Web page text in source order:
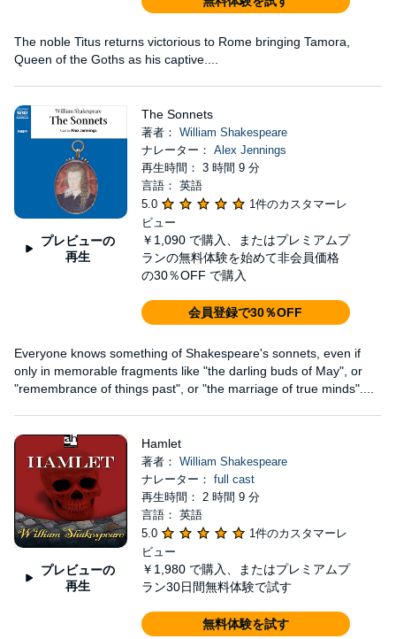
The noble Titus returns victorious to Rome bringing Tamora,
Queen of the Goths as his captive....
プレビューの
再生
The Sonnets
著者： William Shakespeare
ナレーター： Alex Jennings
再生時間： 3 時間 9 分
言語： 英語
5.0
1件のカスタマーレ
ビュー
￥1,090 で購入、またはプレミアムプ
ランの無料体験を始めて非会員価格
の30％OFF で購入
会員登録で30％OFF
Everyone knows something of Shakespeare's sonnets, even if
only in memorable fragments like "the darling buds of May", or
"remembrance of things past", or "the marriage of true minds"....
プレビューの
再生
Hamlet
著者： William Shakespeare
ナレーター： full cast
再生時間： 2 時間 9 分
言語： 英語
5.0
1件のカスタマーレ
ビュー
￥1,980 で購入、またはプレミアムプ
ラン30日間無料体験で試す
無料体験を試す